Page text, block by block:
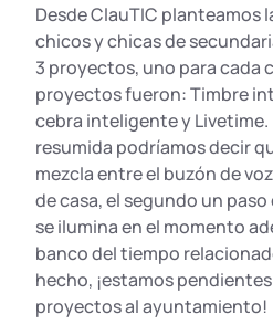
Desde ClauTIC planteamos
chicos y chicas de
3 proyectos, uno para cada
proyectos fueron: Timbre
cebra inteligente y Livetime.
resumida podríamos decir
mezcla entre el buzón de
de casa, el segundo un
se ilumina en el momento
banco del tiempo
hecho, ¡estamos
proyectos al ayuntamiento!